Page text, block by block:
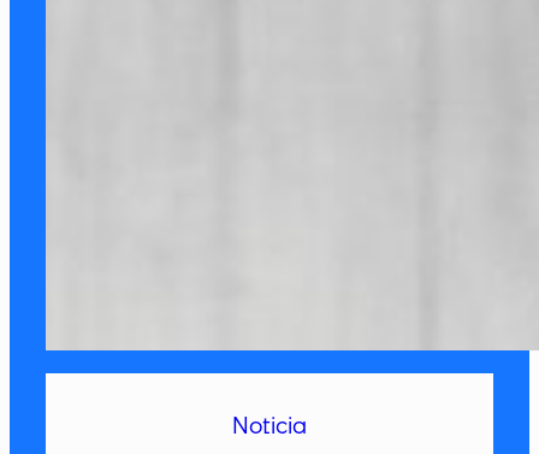
Noticia